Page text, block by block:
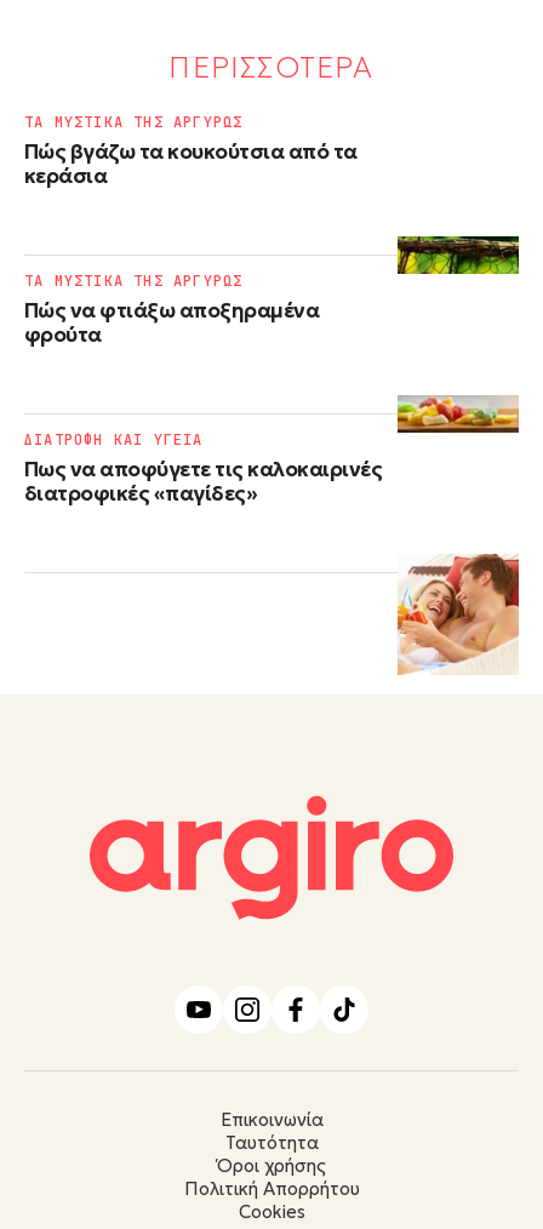
ΠΕΡΙΣΣΟΤΕΡΑ
Πώς βγάζω τα κουκούτσια από τα
κεράσια
ΤΑ ΜΥΣΤΙΚΑ ΤΗΣ ΑΡΓΥΡΩΣ
Πώς να φτιάξω αποξηραμένα
φρούτα
ΤΑ ΜΥΣΤΙΚΑ ΤΗΣ ΑΡΓΥΡΩΣ
Πως να αποφύγετε τις καλοκαιρινές
διατροφικές «παγίδες»
ΔΙΑΤΡΟΦΗ ΚΑΙ ΥΓΕΙΑ
Επικοινωνία
Ταυτότητα
Όροι χρήσης
Πολιτική Απορρήτου
Cookies